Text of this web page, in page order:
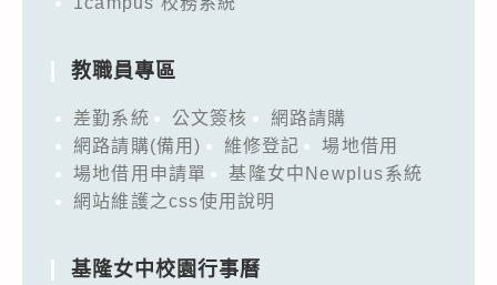
教職員專區
差勤系統 公文簽核
網路請購
網路請購(備用)
維修登記
場地借用
場地借用申請單
基隆女中Newplus系統
網站維護之css使用說明
基隆女中校園行事曆